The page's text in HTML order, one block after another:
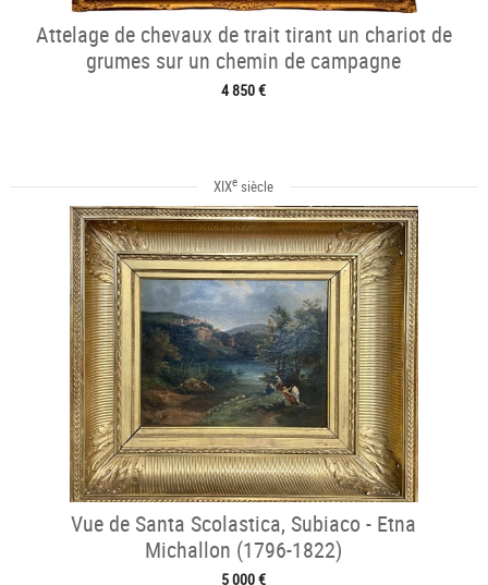
Attelage de chevaux de trait tirant un chariot de
grumes sur un chemin de campagne
4 850 €
XIXe siècle
Vue de Santa Scolastica, Subiaco - Etna
Michallon (1796-1822)
5 000 €